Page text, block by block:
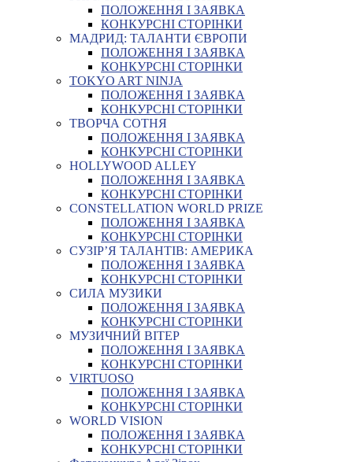
ПОЛОЖЕННЯ І ЗАЯВКА
КОНКУРСНІ СТОРІНКИ
МАДРИД: ТАЛАНТИ ЄВРОПИ
ПОЛОЖЕННЯ І ЗАЯВКА
КОНКУРСНІ СТОРІНКИ
TOKYO ART NINJA
ПОЛОЖЕННЯ І ЗАЯВКА
КОНКУРСНІ СТОРІНКИ
ТВОРЧА СОТНЯ
ПОЛОЖЕННЯ І ЗАЯВКА
КОНКУРСНІ СТОРІНКИ
HOLLYWOOD ALLEY
ПОЛОЖЕННЯ І ЗАЯВКА
КОНКУРСНІ СТОРІНКИ
CONSTELLATION WORLD PRIZE
ПОЛОЖЕННЯ І ЗАЯВКА
КОНКУРСНІ СТОРІНКИ
СУЗІР’Я ТАЛАНТІВ: АМЕРИКА
ПОЛОЖЕННЯ І ЗАЯВКА
КОНКУРСНІ СТОРІНКИ
СИЛА МУЗИКИ
ПОЛОЖЕННЯ І ЗАЯВКА
КОНКУРСНІ СТОРІНКИ
МУЗИЧНИЙ ВІТЕР
ПОЛОЖЕННЯ І ЗАЯВКА
КОНКУРСНІ СТОРІНКИ
VIRTUOSO
ПОЛОЖЕННЯ І ЗАЯВКА
КОНКУРСНІ СТОРІНКИ
WORLD VISION
ПОЛОЖЕННЯ І ЗАЯВКА
КОНКУРСНІ СТОРІНКИ